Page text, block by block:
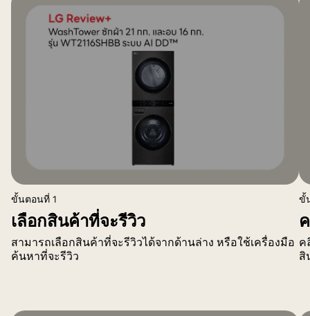
ขั้นตอนที่ 1
เลือกสินค้าที่จะรีวิว
สามารถเลือกสินค้าที่จะรีวิวได้จากด้านล่าง หรือใช้เครื่องมือ
ค้นหาที่จะรีวิว
ขั้
ค
สิ